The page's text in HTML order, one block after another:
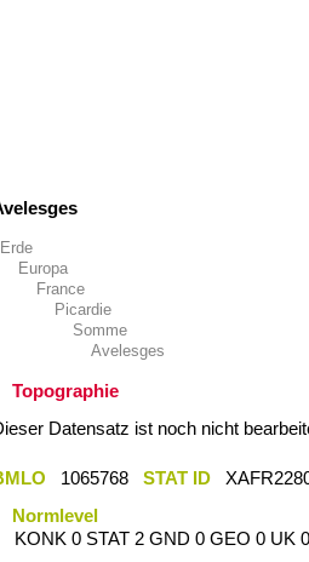
Erde
Europa
France
Picardie
Somme
Avelesges
Topographie
Datensatz ist noch nicht
1065768 STAT ID
Normlevel
KONK 0 STAT 2 GND 0 GEO 0 UK